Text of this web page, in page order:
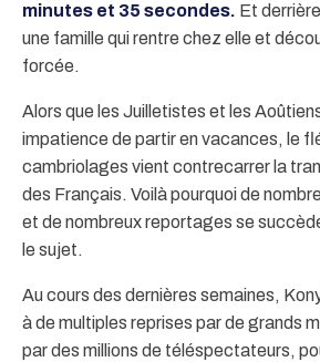
minutes et 35 secondes. Et
une famille qui rentre chez elle et
forcée.
Alors que les Juilletistes et les
impatience de partir en vacances, le
cambriolages vient contrecarrer la
des Français. Voilà pourquoi de
et de nombreux reportages se
le sujet.
Au cours des dernières semaines,
à de multiples reprises par de grands
par des millions de téléspectateurs,